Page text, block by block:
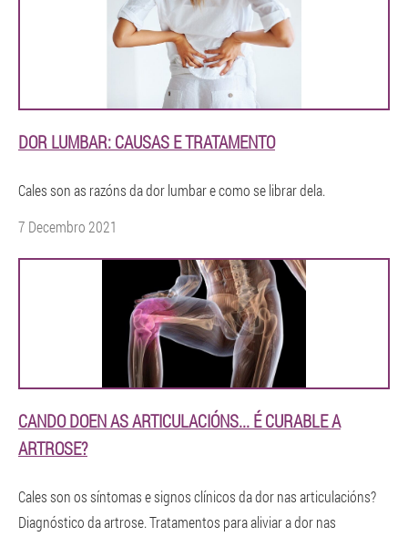
DOR LUMBAR: CAUSAS E TRATAMENTO
Cales son as razóns da dor lumbar e como se librar dela.
7 Decembro 2021
CANDO DOEN AS ARTICULACIÓNS... É CURABLE A
ARTROSE?
Cales son os síntomas e signos clínicos da dor nas articulacións?
Diagnóstico da artrose. Tratamentos para aliviar a dor nas